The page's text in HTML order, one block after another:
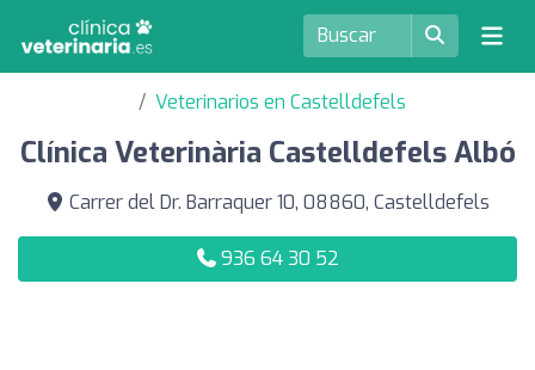
Veterinarios en Castelldefels
Clínica Veterinària Castelldefels Albó
Carrer del Dr. Barraquer 10, 08860, Castelldefels
936 64 30 52